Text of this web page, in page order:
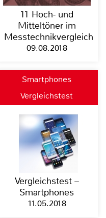
11 Hoch- und
Mitteltöner im
Messtechnikvergleich
09.08.2018
Smartphones
Vergleichstest
Vergleichstest –
Smartphones
11.05.2018